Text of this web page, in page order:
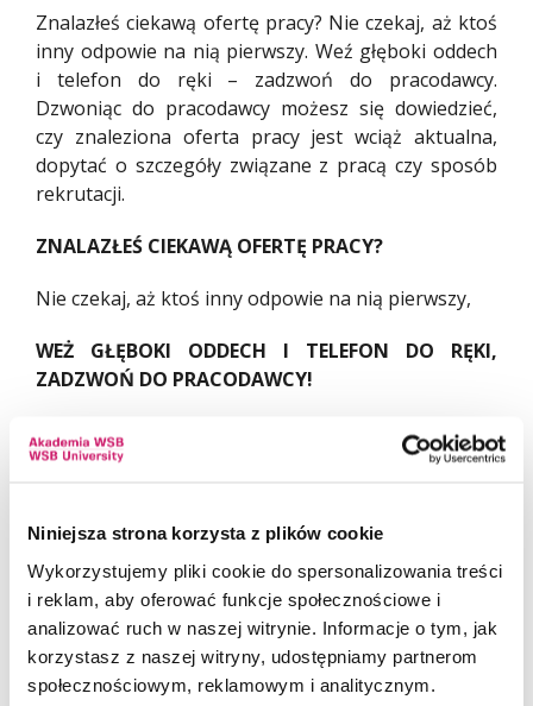
Niniejsza strona korzysta z plików cookie
Wykorzystujemy pliki cookie do spersonalizowania treści
i reklam, aby oferować funkcje społecznościowe i
analizować ruch w naszej witrynie. Informacje o tym, jak
korzystasz z naszej witryny, udostępniamy partnerom
społecznościowym, reklamowym i analitycznym.
Znalazłeś ciekawą ofertę pracy? Nie czekaj, aż ktoś
inny odpowie na nią pierwszy. Weź głęboki oddech
i telefon do ręki – zadzwoń do pracodawcy.
Dzwoniąc do pracodawcy możesz się dowiedzieć,
czy znaleziona oferta pracy jest wciąż aktualna,
dopytać o szczegóły związane z pracą czy sposób
rekrutacji.
ZNALAZŁEŚ CIEKAWĄ OFERTĘ PRACY?
Nie czekaj, aż ktoś inny odpowie na nią pierwszy,
WEŻ GŁĘBOKI ODDECH I TELEFON DO RĘKI,
ZADZWOŃ DO PRACODAWCY!
Dzwoniąc do pracodawcy możesz się dowiedzieć,
czy znaleziona oferta pracy jest wciąż aktualna,
rozmowy przez telefon jest umówienie się
na rozmowę w sprawie pracy, „face to face” (twarzą
w twarz), podczas której będziesz mógł
zaprezentować siebie.
ZANIM ZATELEFONUJESZ DO PRACODAWCY: